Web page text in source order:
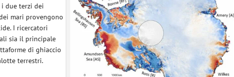
due terzi dei
mari provengono
I ricercatori
sia il principale
di ghiaccio
terrestri.